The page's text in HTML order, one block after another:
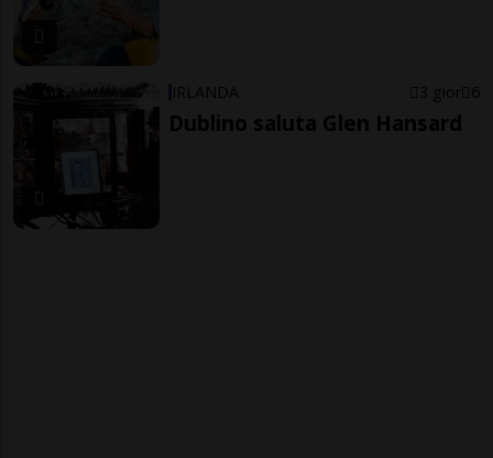
IRLANDA 3 gior 6
Dublino saluta Glen Hansard